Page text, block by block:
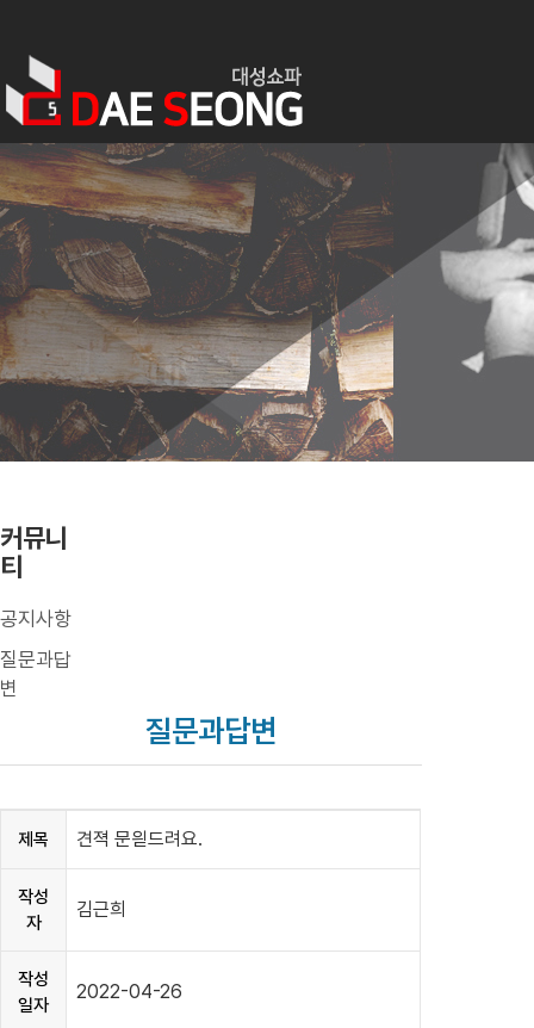
커뮤니
티
공지사항
질문과답
변
질문과답변
제목 견젹 문읟드려요.
작성
자
김근희
작성
일자
2022-04-26